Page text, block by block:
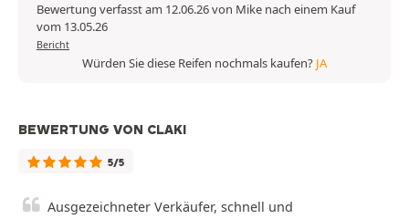
Bewertung verfasst am 12.06.26 von Mike nach einem Kauf
vom 13.05.26
Bericht
Würden Sie diese Reifen nochmals kaufen? JA
BEWERTUNG VON CLAKI
5/5
Ausgezeichneter Verkäufer, schnell und